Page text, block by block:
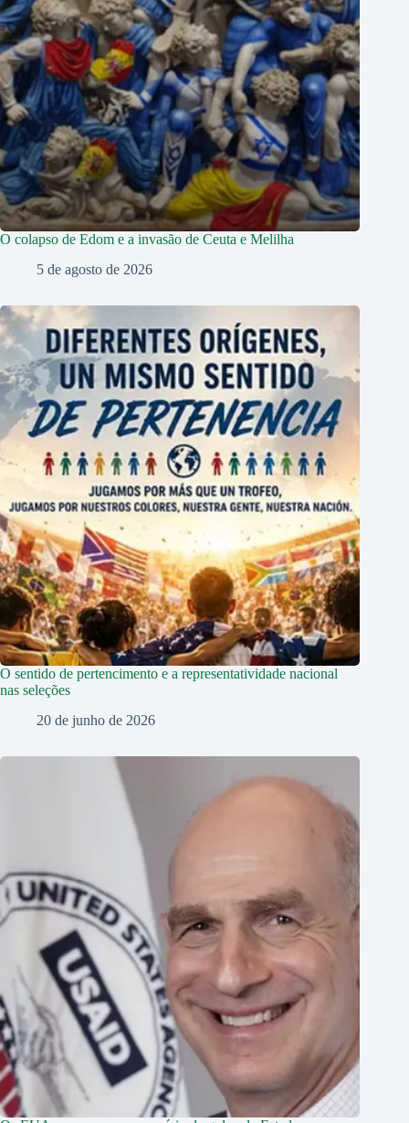
O colapso de Edom e a invasão de Ceuta e Melilha
5 de agosto de 2026
O sentido de pertencimento e a representatividade nacional
nas seleções
20 de junho de 2026